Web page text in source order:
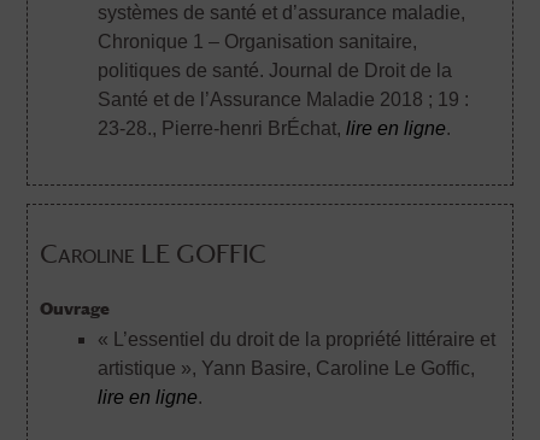
systèmes de santé et d’assurance maladie,
Chronique 1 – Organisation sanitaire,
politiques de santé. Journal de Droit de la
Santé et de l’Assurance Maladie 2018 ; 19 :
23-28., Pierre-henri BrÉchat,lire en ligne.
Caroline LE GOFFIC
Ouvrage
« L’essentiel du droit de la propriété littéraire et
artistique », Yann Basire, Caroline Le Goffic,
lire en ligne.